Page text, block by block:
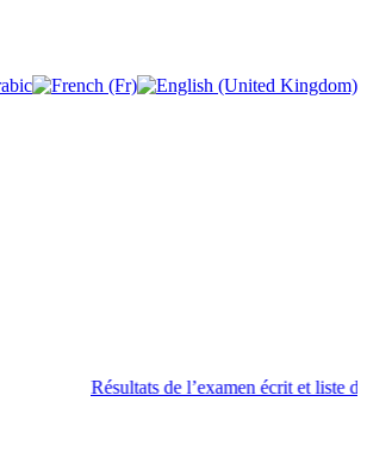
Résultats de l’examen écrit et liste